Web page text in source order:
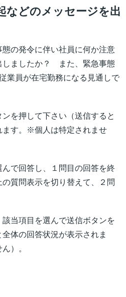
などのメッセージを出
の発令に伴い社員に何か注意
しましたか？ また、緊急事態
業員が在宅勤務になる見通しで
を押して下さい（送信すると
ます。※個人は特定されませ
で回答し、１問目の回答を終
質問表示を切り替えて、２問
当項目を選んで送信ボタンを
体の回答状況が表示されま
）。